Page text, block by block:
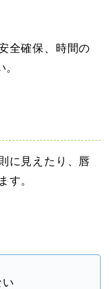
全確保、時間の
に見えたり、唇
す。